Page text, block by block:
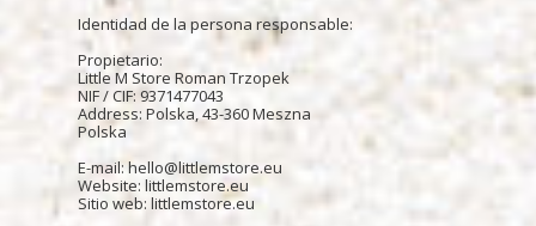
Identidad de la persona responsable:
Propietario:
Little M Store Roman Trzopek
NIF / CIF: 9371477043
Address: Polska, 43-360 Meszna
Polska
E-mail: hello@littlemstore.eu
Website: littlemstore.eu
Sitio web: littlemstore.eu